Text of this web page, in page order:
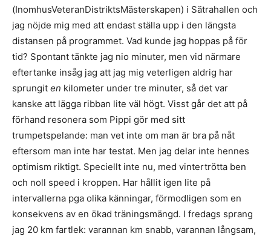
(InomhusVeteranDistriktsMästerskapen) i Sätrahallen och
jag nöjde mig med att endast ställa upp i den längsta
distansen på programmet. Vad kunde jag hoppas på för
tid? Spontant tänkte jag nio minuter, men vid närmare
eftertanke insåg jag att jag mig veterligen aldrig har
sprungit en kilometer under tre minuter, så det var
kanske att lägga ribban lite väl högt. Visst går det att på
förhand resonera som Pippi gör med sitt
trumpetspelande: man vet inte om man är bra på nåt
eftersom man inte har testat. Men jag delar inte hennes
optimism riktigt. Speciellt inte nu, med vintertrötta ben
och noll speed i kroppen. Har hållit igen lite på
intervallerna pga olika känningar, förmodligen som en
konsekvens av en ökad träningsmängd. I fredags sprang
jag 20 km fartlek: varannan km snabb, varannan långsam,